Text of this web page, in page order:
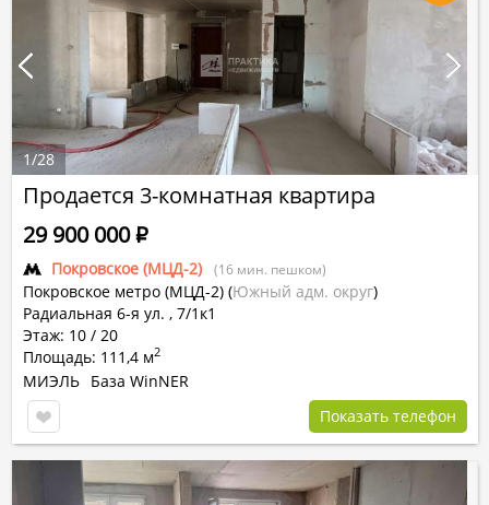
Продается 3-комнатная квартира
Покровское (МЦД-2) (16 мин. пешком)
Покровское метро (МЦД-2) (Южный адм. округ)
Радиальная 6-я ул. , 7/1к1
Этаж: 10 / 20
Площадь: 111,4 м2
29 900 000Р
МИЭЛЬ База WinNER
Показать телефон
1/28